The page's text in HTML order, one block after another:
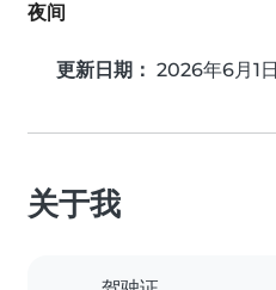
夜间
更新日期： 2026年6月1日
关于我